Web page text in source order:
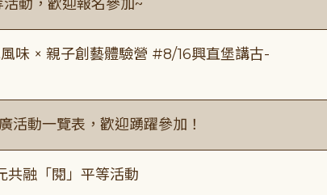
活動，歡迎報名參加~
味 × 親子創藝體驗營 #8/16興直堡講古-
活動一覽表，歡迎踴躍參加！
共融「閱」平等活動